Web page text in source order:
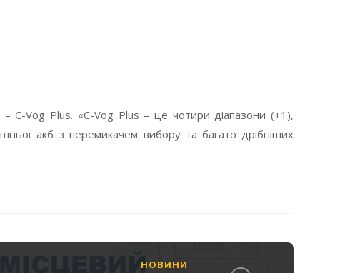
C-Vog Plus. «C-Vog Plus – це чотири діапазони (+1),
акб з перемикачем вибору та багато дрібніших
НОВИНИ